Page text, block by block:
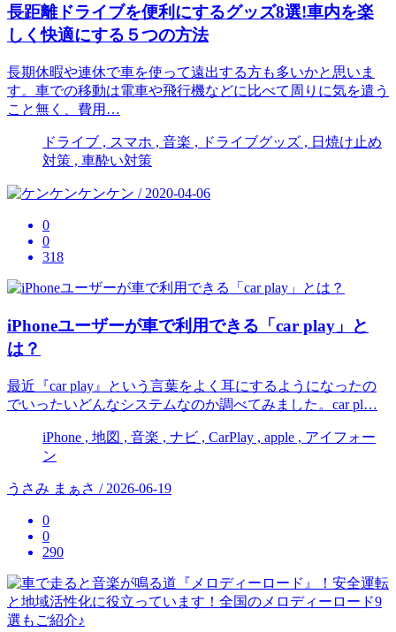
長距離ドライブを便利にするグッズ8選!車内を楽
しく快適にする５つの方法
長期休暇や連休で車を使って遠出する方も多いかと思いま
す。車での移動は電車や飛行機などに比べて周りに気を遣う
こと無く、費用…
ドライブ , スマホ , 音楽 , ドライブグッズ , 日焼け止め
対策 , 車酔い対策
ケンケン / 2020-04-06
0
0
318
iPhoneユーザーが車で利用できる「car play」と
は？
最近『car play』という言葉をよく耳にするようになったの
でいったいどんなシステムなのか調べてみました。car pl…
iPhone , 地図 , 音楽 , ナビ , CarPlay , apple , アイフォー
ン
うさみ まぁさ / 2026-06-19
0
0
290